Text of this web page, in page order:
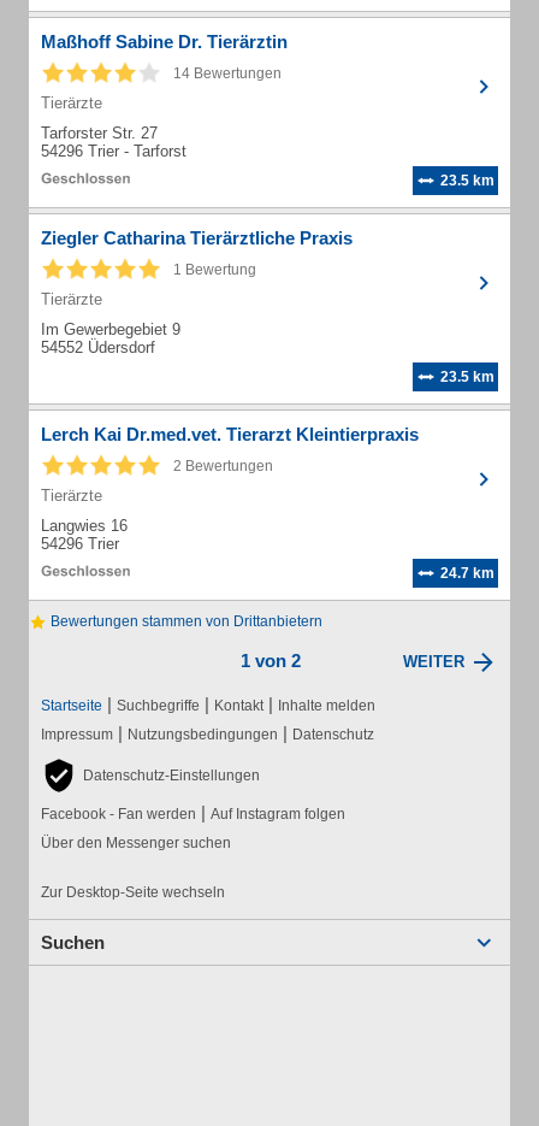
Maßhoff Sabine Dr. Tierärztin
14 Bewertungen
Tierärzte
Tarforster Str. 27
54296 Trier - Tarforst
23.5 km
Ziegler Catharina Tierärztliche Praxis
1 Bewertung
Tierärzte
Im Gewerbegebiet 9
54552 Üdersdorf
23.5 km
Lerch Kai Dr.med.vet. Tierarzt Kleintierpraxis
2 Bewertungen
Tierärzte
Langwies 16
54296 Trier
24.7 km
Bewertungen stammen von Drittanbietern
1 von 2 WEITER
Startseite | Suchbegriffe | Kontakt | Inhalte melden
Impressum | Nutzungsbedingungen | Datenschutz
Datenschutz-Einstellungen
Facebook - Fan werden | Auf Instagram folgen
Über den Messenger suchen
Zur Desktop-Seite wechseln
Suchen